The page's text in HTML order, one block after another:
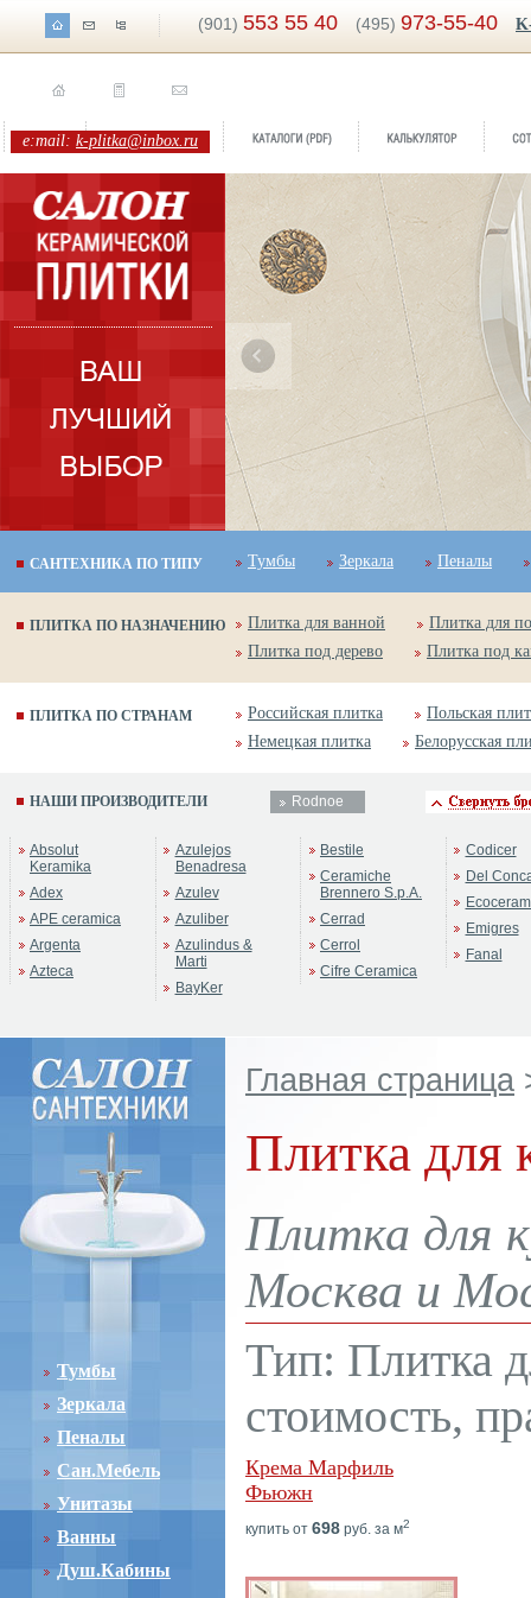
(901) 553 55 40 (495) 973-55-40
e:mail: k-plitka@inbox.ru
Сиена Актуэль
Бренд:
Коллекция:Rodnoe
САНТЕХНИКА ПО ТИПУ Тумбы Зеркала Пеналы
ПЛИТКА ПО НАЗНАЧЕНИЮ Плитка для ванной
Плитка для
Плитка под дерево
Плитка под
ПЛИТКА ПО СТРАНАМ Российская плитка
Польская
Немецкая плитка
Белорусская
НАШИ ПРОИЗВОДИТЕЛИ Rodnoe
Absolut
Keramika
Adex
APE ceramica
Argenta
Azteca
Azulejos
Benadresa
Azulev
Azuliber
Azulindus &
Marti
BayKer
Bestile
Ceramiche
Brennero S.p.A.
Cerrad
Cerrol
Cifre Ceramica
Codicer
Del
Emigres
Fanal
Тумбы
Зеркала
Пеналы
Сан.Мебель
Унитазы
Ванны
Душ.Кабины
Главная страница
Плитка для
Плитка для
Москва и
Тип: Плитка
стоимость,
Крема Марфиль
Фьюжн
купить от 698 руб. за м2